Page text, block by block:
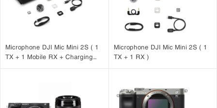
Microphone DJI Mic Mini 2S ( 1
TX + 1 Mobile RX + Charging
Microphone DJI Mic Mini 2S ( 1
TX + 1 RX )